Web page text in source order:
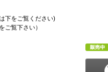
下をご覧ください)
ご覧下さい）